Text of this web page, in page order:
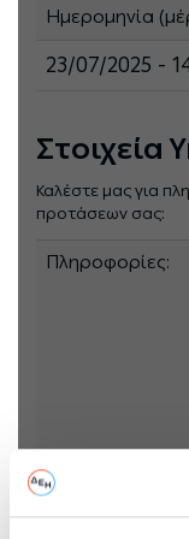
Ημερομηνία
23/07/2025 -
Στοιχεία
Καλέστε μας για
προτάσεων σας:
Πληροφορίες: